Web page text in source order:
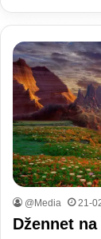
@Media 21-
Džennet